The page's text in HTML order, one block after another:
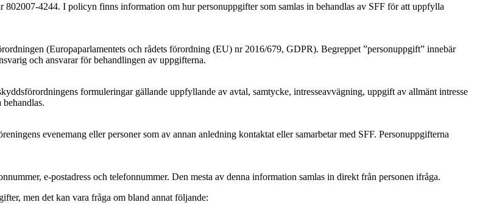
4244. I policyn finns information om hur personuppgifter som samlas in behandlas av SFF för att uppfylla
(Europaparlamentets och rådets förordning (EU) nr 2016/679, GDPR). Begreppet ”personuppgift” innebär
och ansvarar för behandlingen av uppgifterna.
formuleringar gällande uppfyllande av avtal, samtycke, intresseavvägning, uppgift av allmänt intresse
evenemang eller personer som av annan anledning kontaktat eller samarbetar med SFF. Personuppgifterna
e-postadress och telefonnummer. Den mesta av denna information samlas in direkt från personen ifråga.
men det kan vara fråga om bland annat följande: